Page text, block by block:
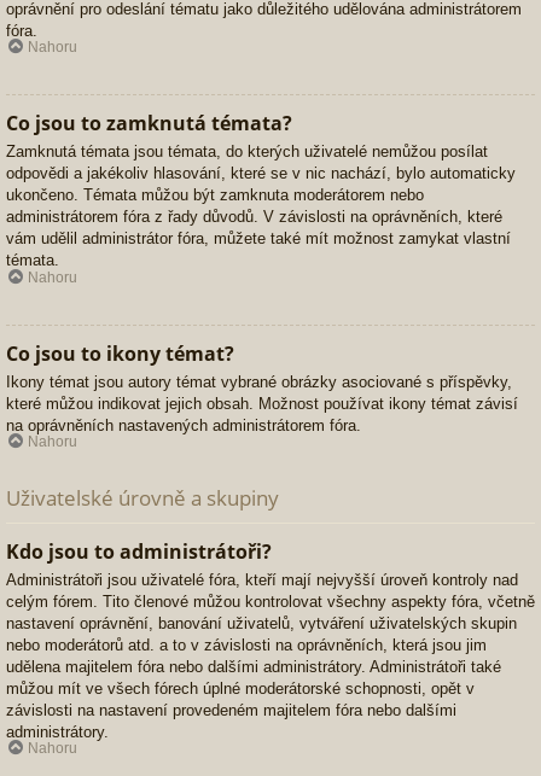
oprávnění pro odeslání tématu jako důležitého udělována administrátorem
fóra.
Nahoru
Co jsou to zamknutá témata?
Zamknutá témata jsou témata, do kterých uživatelé nemůžou posílat
odpovědi a jakékoliv hlasování, které se v nic nachází, bylo automaticky
ukončeno. Témata můžou být zamknuta moderátorem nebo
administrátorem fóra z řady důvodů. V závislosti na oprávněních, které
vám udělil administrátor fóra, můžete také mít možnost zamykat vlastní
témata.
Nahoru
Co jsou to ikony témat?
Ikony témat jsou autory témat vybrané obrázky asociované s příspěvky,
které můžou indikovat jejich obsah. Možnost používat ikony témat závisí
na oprávněních nastavených administrátorem fóra.
Nahoru
Uživatelské úrovně a skupiny
Kdo jsou to administrátoři?
Administrátoři jsou uživatelé fóra, kteří mají nejvyšší úroveň kontroly nad
celým fórem. Tito členové můžou kontrolovat všechny aspekty fóra, včetně
nastavení oprávnění, banování uživatelů, vytváření uživatelských skupin
nebo moderátorů atd. a to v závislosti na oprávněních, která jsou jim
udělena majitelem fóra nebo dalšími administrátory. Administrátoři také
můžou mít ve všech fórech úplné moderátorské schopnosti, opět v
závislosti na nastavení provedeném majitelem fóra nebo dalšími
administrátory.
Nahoru